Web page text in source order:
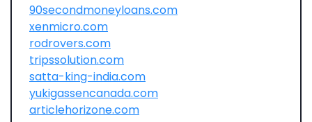
90secondmoneyloans.com
xenmicro.com
rodrovers.com
tripssolution.com
satta-king-india.com
yukigassencanada.com
articlehorizone.com